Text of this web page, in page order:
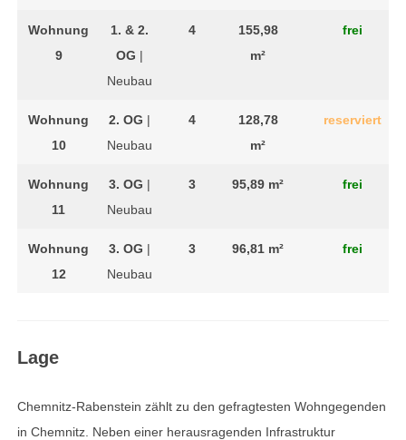
Wohnung
9
1. & 2.
OG |
Neubau
4
155,98
m²
frei
Wohnung
10
2. OG |
Neubau
4
128,78
m²
reserviert
Wohnung
11
3. OG |
Neubau
3 95,89 m² frei
Wohnung
12
3. OG |
Neubau
3 96,81 m² frei
Lage
Chemnitz-Rabenstein zählt zu den gefragtesten Wohngegenden
in Chemnitz. Neben einer herausragenden Infrastruktur